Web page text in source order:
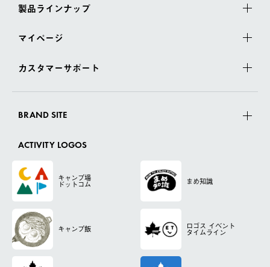
製品ラインナップ
マイページ
カスタマーサポート
BRAND SITE
ACTIVITY LOGOS
キャンプ場
ドットコム まめ知識
キャンプ飯 ロゴス イベント
タイムライン